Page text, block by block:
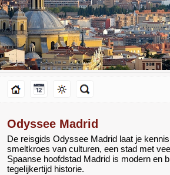
Odyssee Madrid
De reisgids Odyssee Madrid laat je
smeltkroes van culturen, een stad met
Spaanse hoofdstad Madrid is modern en
tegelijkertijd historie.